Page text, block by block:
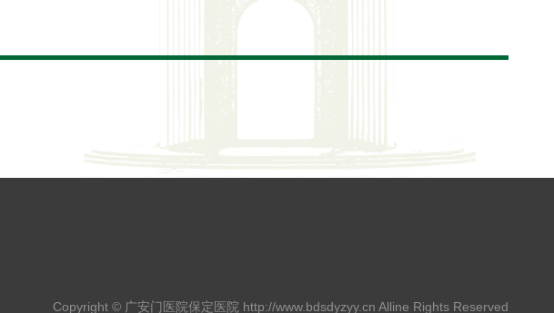
Copyright © 广安门医院保定医院 http://www.bdsdyzyy.cn Alline Rights Reserved